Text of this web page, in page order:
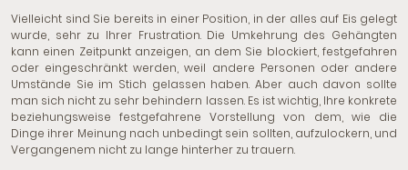
Vielleicht sind Sie bereits in einer Position, in der alles auf Eis gelegt
wurde, sehr zu Ihrer Frustration. Die Umkehrung des Gehängten
kann einen Zeitpunkt anzeigen, an dem Sie blockiert, festgefahren
oder eingeschränkt werden, weil andere Personen oder andere
Umstände Sie im Stich gelassen haben. Aber auch davon sollte
man sich nicht zu sehr behindern lassen. Es ist wichtig, Ihre konkrete
beziehungsweise festgefahrene Vorstellung von dem, wie die
Dinge ihrer Meinung nach unbedingt sein sollten, aufzulockern, und
Vergangenem nicht zu lange hinterher zu trauern.